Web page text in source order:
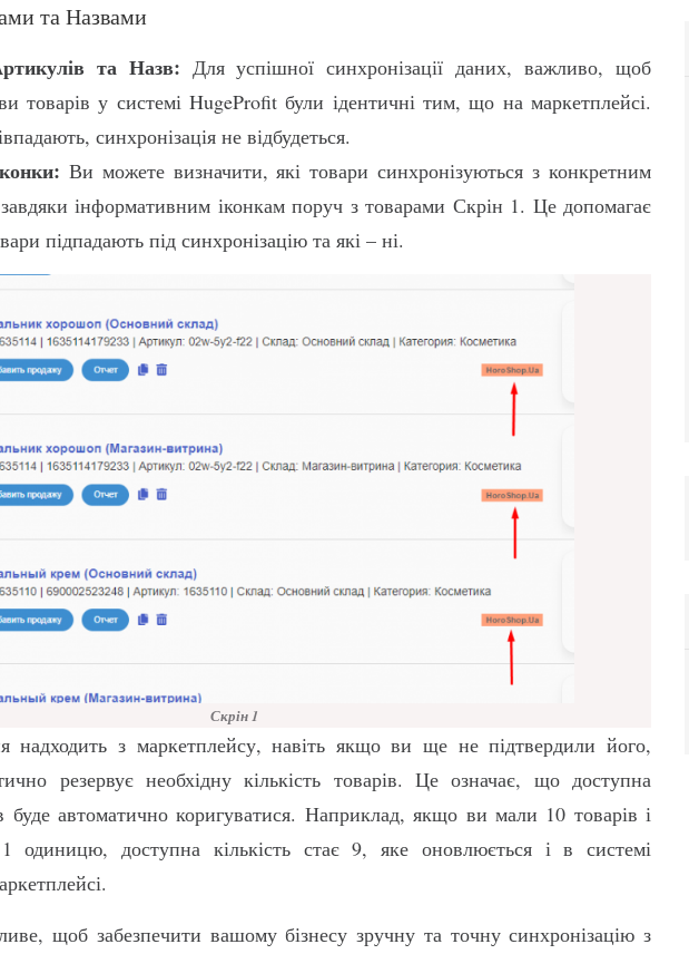
та Назвами
та Назв: Для успішної синхронізації даних, важливо, щоб
товарів у системі HugeProfit були ідентичні тим, що на маркетплейсі.
синхронізація не відбудеться.
Ви можете визначити, які товари синхронізуються з конкретним
інформативним іконкам поруч з товарами Скрін 1. Це допомагає
підпадають під синхронізацію та які – ні.
Скрін 1
надходить з маркетплейсу, навіть якщо ви ще не підтвердили його,
резервує необхідну кількість товарів. Це означає, що доступна
буде автоматично коригуватися. Наприклад, якщо ви мали 10 товарів і
одиницю, доступна кількість стає 9, яке оновлюється і в системі
щоб забезпечити вашому бізнесу зручну та точну синхронізацію з